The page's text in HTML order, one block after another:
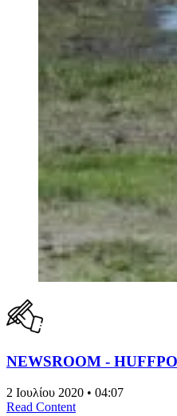
NEWSROOM -
2 Ιουλίου 2020 • 04:07
Read Content